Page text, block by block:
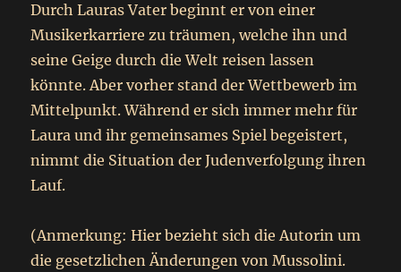
Durch Lauras Vater beginnt er von einer
Musikerkarriere zu träumen, welche ihn und
seine Geige durch die Welt reisen lassen
könnte. Aber vorher stand der Wettbewerb im
Mittelpunkt. Während er sich immer mehr für
Laura und ihr gemeinsames Spiel begeistert,
nimmt die Situation der Judenverfolgung ihren
Lauf.
(Anmerkung: Hier bezieht sich die Autorin um
die gesetzlichen Änderungen von Mussolini.